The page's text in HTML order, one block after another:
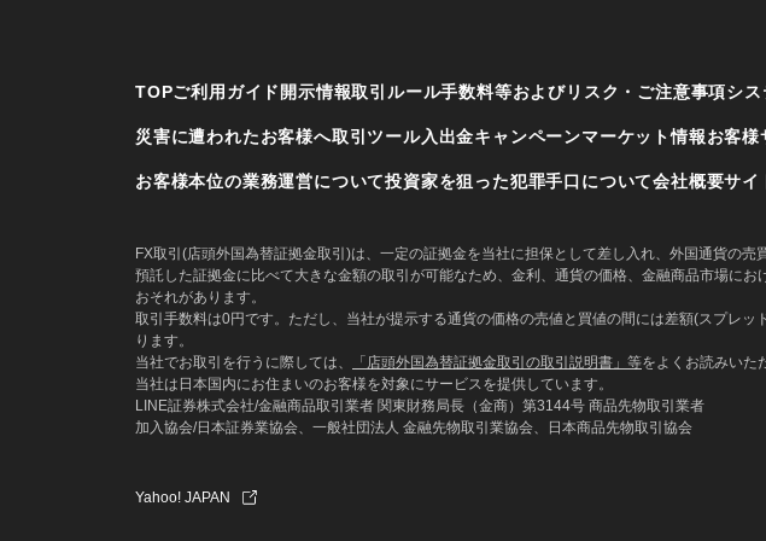
TOPご利用ガイド 開示情報取引ルール手数料等およびリスク・ご注意事項シ
災害に遭われたお客様へ取引ツール入出金キャンペーンマーケット情報お客様
お客様本位の業務運営について投資家を狙った犯罪手口について会社概要サイ
FX取引(店頭外国為替証拠金取引)は、一定の証拠金を当社に担保として差し入れ、外国通貨の
預託した証拠金に比べて大きな金額の取引が可能なため、金利、通貨の価格、金融商品市場に
おそれがあります。
取引手数料は0円です。ただし、当社が提示する通貨の価格の売値と買値の間には差額(スプレ
ります。
当社でお取引を行うに際しては、
「店頭外国為替証拠金取引の取引説明書」等をよくお読みいた
当社は日本国内にお住まいのお客様を対象にサービスを提供しています。
LINE証券株式会社/金融商品取引業者 関東財務局長（金商）第3144号 商品先物取引業者
加入協会/日本証券業協会、一般社団法人 金融先物取引業協会、日本商品先物取引協会
Yahoo! JAPAN